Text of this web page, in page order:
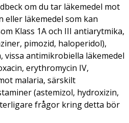
om du tar läkemedel mot
läkemedel som kan
Klass 1A och III antiarytmika,
pimozid, haloperidol),
vissa antimikrobiella läkemedel
erythromycin IV,
malaria, särskilt
(astemizol, hydroxizin,
frågor kring detta bör